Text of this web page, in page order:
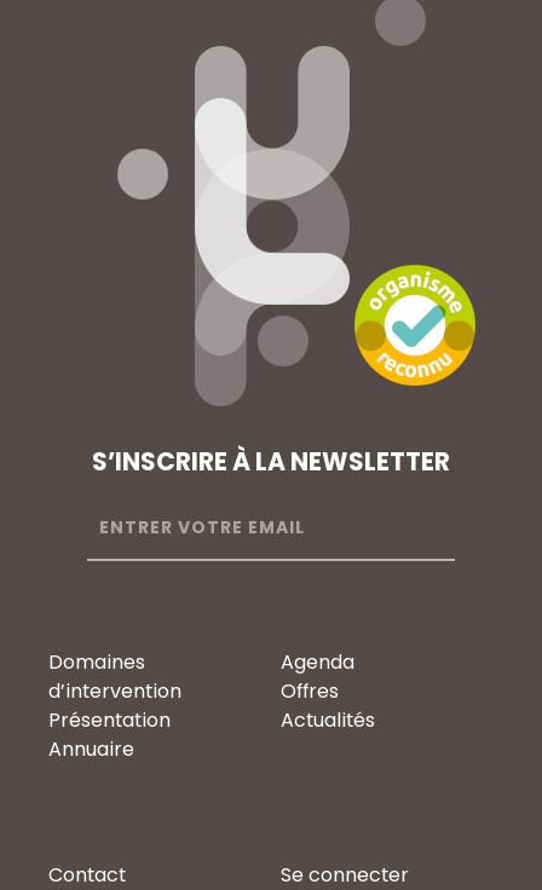
S’INSCRIRE À LA NEWSLETTER
Domaines
d’intervention
Présentation
Annuaire
Agenda
Offres
Actualités
Contact
Se connecter